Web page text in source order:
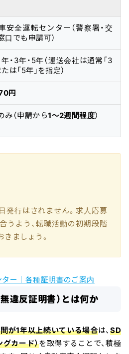
安全運転センター（警察署・交
口でも申請可）
・3年・5年（運送会社は通常「3
は「5年」を指定）
円
み（申請から1〜2週間程度）
発行はされません。求人応募
うよう、転職活動の初期段階
ましょう。
ー｜各種証明書のご案内
違反証明書）とは何か
が1年以上続いている場合は、SD
カード）を取得することで、積極